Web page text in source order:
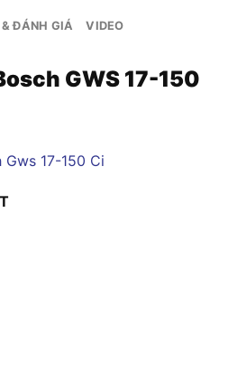
ĐÁNH GIÁ VIDEO
GWS 17-150